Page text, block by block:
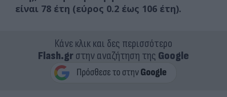
είναι 78 έτη (εύρος 0.2 έως 106 έτη).
Κάνε κλικ και δες περισσότερο
Flash.grστην αναζήτηση της Google